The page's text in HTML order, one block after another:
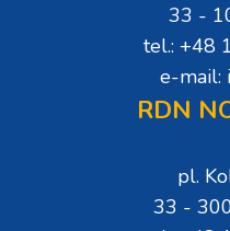
33 -
tel.: +48
e-mail:
RDN
pl.
33 -